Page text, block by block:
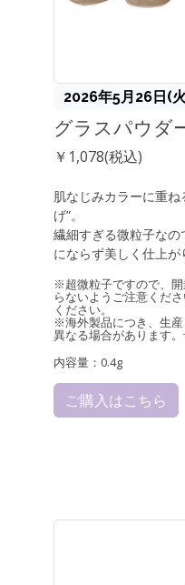
2026年5月26日(
グラスパウダ
￥1,078(税込)
肌なじみカラーに重ね
げ”。
繊細すぎる微粒子な
にならず美しく仕上が
※超微粒子ですので、
らないようご注意くだ
ください。
※海外製品につき、生
異なる場合があります。
内容量：0.4g
ご購入はこちら